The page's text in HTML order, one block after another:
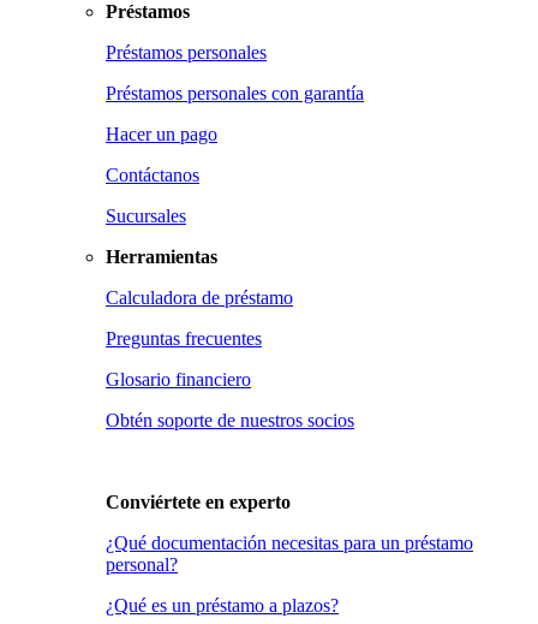
Préstamos
Préstamos personales
Préstamos personales con garantía
Hacer un pago
Contáctanos
Sucursales
Herramientas
Calculadora de préstamo
Preguntas frecuentes
Glosario financiero
Obtén soporte de nuestros socios
Conviértete en experto
¿Qué documentación necesitas para un préstamo
personal?
¿Qué es un préstamo a plazos?